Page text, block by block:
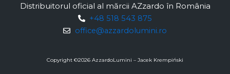
Distribuitorul oficial al mărcii AZzardo în România
+48 518 543 875
office@azzardolumini.ro
Copyright ©2026 AzzardoLumini – Jacek Krempiński